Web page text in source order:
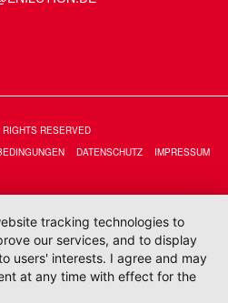
RESERVED
DATENSCHUTZ IMPRESSUM
tracking technologies to
our services, and to display
users' interests. I agree and may
at any time with effect for the